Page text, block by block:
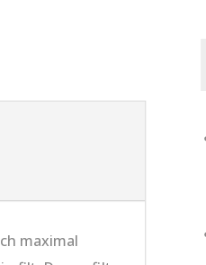
maximal